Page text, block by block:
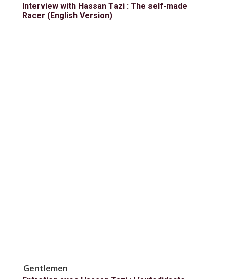
Interview with Hassan Tazi : The self-made
Racer (English Version)
Gentlemen